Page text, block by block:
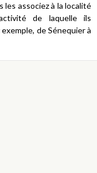
les associez à la localité
de laquelle ils
de Sénequier à